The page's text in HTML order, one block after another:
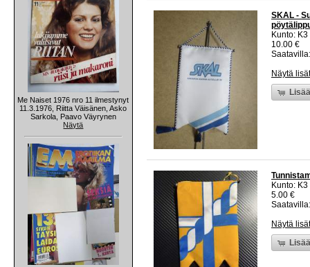
Me Naiset 1976 nro 11 ilmestynyt
11.3.1976, Riitta Väisänen, Asko
Sarkola, Paavo Väyrynen
Näytä
SKAL -
Kunto:
10.00 €
Näytä
Kunto:
5.00 €
Näytä